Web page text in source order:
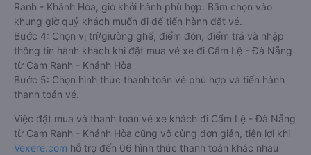
Ranh - Khánh Hòa, giờ khởi hành phù hợp. Bấm chọn vào
khung giờ quý khách muốn đi để tiến hành đặt vé.
Bước 4: Chọn vị trí/giường ghế, điểm đón, điểm trả và nhập
thông tin hành khách khi đặt mua vé xe đi Cẩm Lệ - Đà Nẵng
từ Cam Ranh - Khánh Hòa
Bước 5: Chọn hình thức thanh toán vé phù hợp và tiến hành
thanh toán vé.
Việc đặt mua và thanh toán vé xe khách đi Cẩm Lệ - Đà Nẵng
từ Cam Ranh - Khánh Hòa cũng vô cùng đơn giản, tiện lợi khi
Vexere.com hỗ trợ đến 06 hình thức thanh toán khác nhau